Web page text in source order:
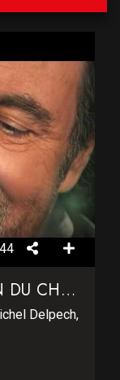
MICHEL DELPECH – LA FIN DU CHEMIN
Delpech,